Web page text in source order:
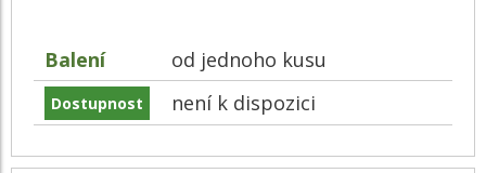
Balení od jednoho kusu
Dostupnost není k dispozici